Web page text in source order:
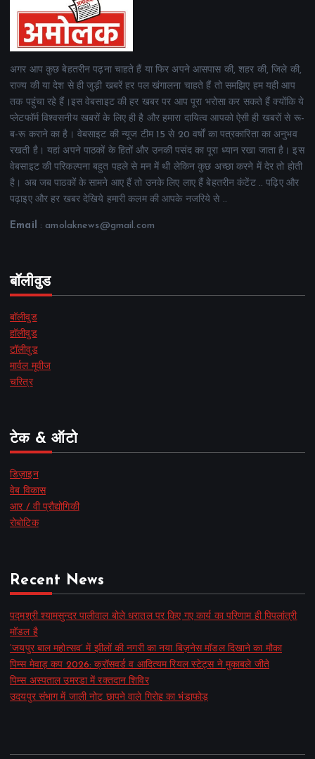
अगर आप कुछ बेहतरीन पढ़ना चाहते हैं या फिर अपने आसपास की, शहर की, जिले की,
राज्य की या देश से ही जुड़ी खबरें हर पल खंगालना चाहते हैं तो समझिए हम यही आप
तक पहुंचा रहे हैं।इस वेबसाइट की हर खबर पर आप पूरा भरोसा कर सकते हैं क्योंकि ये
प्लेटफॉर्म विश्वसनीय खबरों के लिए ही है और हमारा दायित्व आपको ऐसी ही खबरों से रू-
ब-रू कराने का है। वेबसाइट की न्यूज टीम 15 से 20 वर्षों का पत्रकारिता का अनुभव
रखती है। यहां अपने पाठकों के हितों और उनकी पसंद का पूरा ध्यान रखा जाता है। इस
वेबसाइट की परिकल्पना बहुत पहले से मन में थी लेकिन कुछ अच्छा करने में देर तो होती
है। अब जब पाठकों के सामने आए हैं तो उनके लिए लाए हैं बेहतरीन कंटेंट .. पढ़िए और
पढ़ाइए और हर खबर देखिये हमारी कलम की आपके नजरिये से ..
Email : amolaknews@gmail.com
बॉलीवुड
बॉलीवुड
हॉलीवुड
टॉलीवुड
मार्वल मूवीज
चरित्र
टेक & ऑटो
डिज़ाइन
वेब विकास
आर / वी प्रौद्योगिकी
रोबोटिक
Recent News
पद्मश्री श्यामसुन्दर पालीवाल बोले धरातल पर किए गए कार्य का परिणाम ही पिपलांत्री
मॉडल है
‘जयपुर बाल महोत्सव’ में झीलों की नगरी का नया बिज़नेस मॉडल दिखाने का मौका
पिम्स मेवाड़ कप 2026: क्रॉसवर्ड व आदित्यम रियल स्टेट्स ने मुकाबले जीते
पिम्स अस्पताल उमरडा में रक्तदान शिविर
उदयपुर संभाग में जाली नोट छापने वाले गिरोह का भंडाफोड़